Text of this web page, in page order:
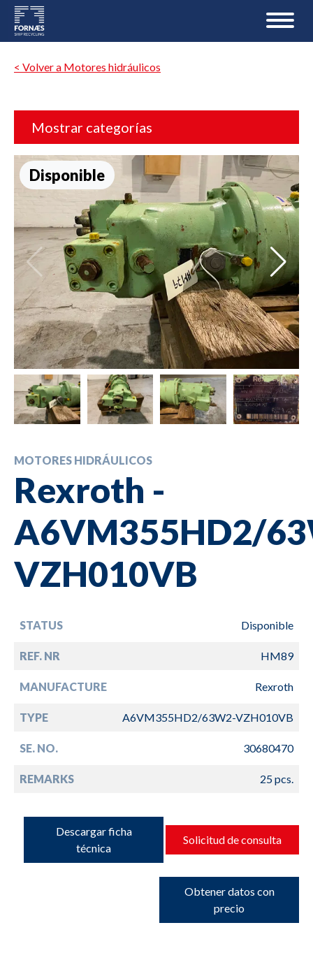
< Volver a Motores hidráulicos
Mostrar categorías
Disponible
MOTORES HIDRÁULICOS
Rexroth -
A6VM355HD2/
VZH010VB
STATUS Disponible
REF. NR HM89
MANUFACTURE Rexroth
TYPE A6VM355HD2/63W2-VZH010VB
SE. NO. 30680470
REMARKS 25 pcs.
Descargar ficha
técnica
Solicitud de consulta
Obtener datos con
precio